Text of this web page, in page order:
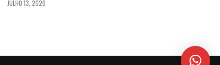
JULHO 13, 2026